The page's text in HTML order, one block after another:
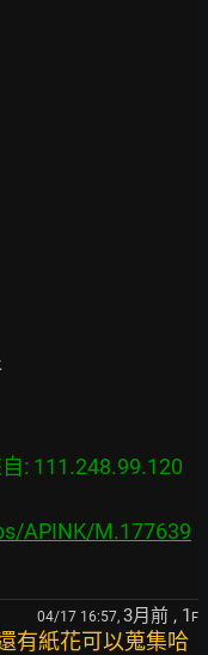
: 111.248.99.120
APINK/M.177639
04/17 16:57, 3月前 , 1 F
有紙花可以蒐集哈